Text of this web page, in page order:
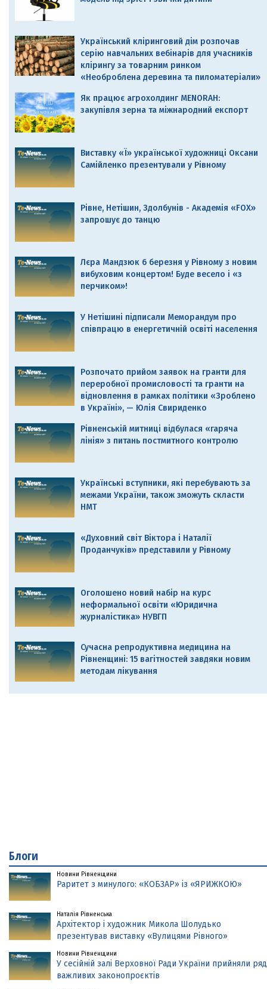
Український кліринговий дім розпочав
серію навчальних вебінарів для учасників
клірингу за товарним ринком
«Необроблена деревина та пиломатеріали»
Як працює агрохолдинг MENORAH:
закупівля зерна та міжнародний експорт
Виставку «Ї» української художниці Оксани
Самійленко презентували у Рівному
Рівне, Нетішин, Здолбунів - Академія «FOX»
запрошує до танцю
Лєра Мандзюк 6 березня у Рівному з новим
вибуховим концертом! Буде весело і «з
перчиком»!
У Нетішині підписали Меморандум про
співпрацю в енергетичній освіті населення
Розпочато прийом заявок на гранти для
переробної промисловості та гранти на
відновлення в рамках політики «Зроблено
в Україні», — Юлія Свириденко
Рівненській митниці відбулася «гаряча
лінія» з питань постмитного контролю
Українські вступники, які перебувають за
межами України, також зможуть скласти
НМТ
«Духовний світ Віктора і Наталії
Проданчуків» представили у Рівному
Оголошено новий набір на курс
неформальної освіти «Юридична
журналістика» НУВГП
Сучасна репродуктивна медицина на
Рівненщині: 15 вагітностей завдяки новим
методам лікування
Блоги
Новини Рівненщини
Раритет з минулого: «КОБЗАР» із «ЯРИЖКОЮ»
Наталія Рівненська
Архітектор і художник Микола Шолудько
презентував виставку «Вулицями Рівного»
Новини Рівненщини
У сесійній залі Верховної Ради України прийняли ряд
важливих законопроєктів